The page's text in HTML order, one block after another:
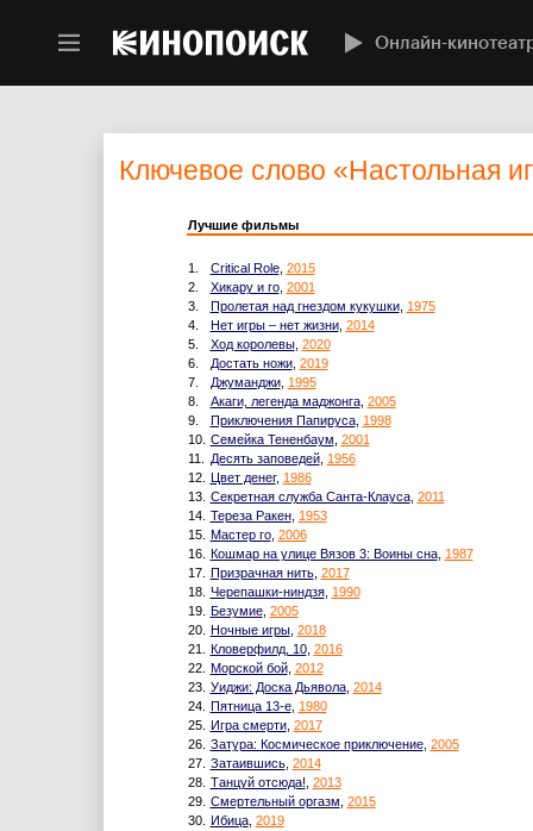
Онлайн-
Ключевое слово «Настольная
Лучшие фильмы
1. Critical Role, 2015
2.
Хикару и го, 2001
3.
Пролетая над гнездом кукушки, 1975
4.
Нет игры – нет жизни, 2014
5.
Ход королевы, 2020
6.
Достать ножи, 2019
7.
Джуманджи, 1995
8.
Акаги, легенда маджонга, 2005
9.
Приключения Папируса, 1998
10. Семейка Тененбаум 2001
11.
Десять заповедей, 1956
12. Цвет денег, 1986
13. Секретная служба Санта-Клауса, 2011
14. Тереза Ракен, 1953
15. Мастер го, 2006
16. Кошмар на улице Вязов 3: Воины сна, 1987
17. Призрачная нить, 2017
18. Черепашки-ниндзя, 1990
19. Безумие, 2005
20. Ночные игры, 2018
21.
Кловерфилд, 10, 2016
22. Морской бой, 2012
23. Уиджи: Доска Дьявола, 2014
24. Пятница 13-е, 1980
25. Игра смерти, 2017
26. Затура: Космическое приключение, 2005
27. Затаившись, 2014
28. Танцуй отсюда! 2013
29. Смертельный оргазм 2015
30. Ибица, 2019